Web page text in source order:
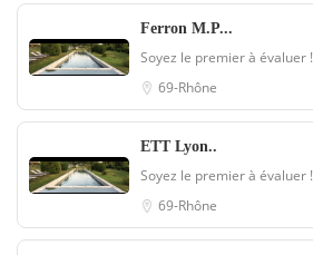
Ferron M.P...
Soyez le premier à évaluer !
69-Rhône
ETT Lyon..
Soyez le premier à évaluer !
69-Rhône